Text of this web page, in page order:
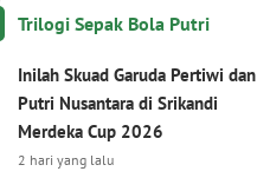
Trilogi Sepak Bola Putri
Inilah Skuad Garuda Pertiwi dan
Putri Nusantara di Srikandi
Merdeka Cup 2026
2 hari yang lalu